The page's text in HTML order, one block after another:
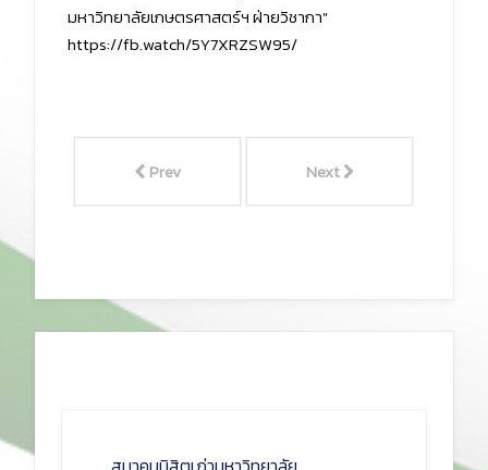
มหาวิทยาลัยเกษตรศาสตร์ฯ ฝ่ายวิชากา"
https://fb.watch/5Y7XRZSW95/
Prev Next